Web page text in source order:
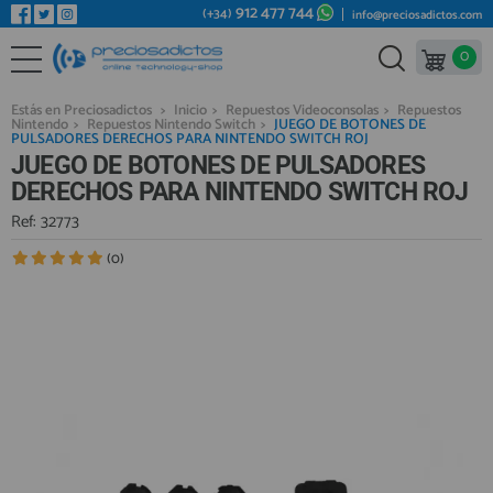
REPUESTOS MÓVILES
REPUESTOS TABLET
REPUESTOS RELOJES INTELIGENTES
REPUESTOS VIDEOCONSOLAS
REPUESTOS MACBOOK
REPUESTOS OTROS DISPOSITIVOS
Bienvenid@ otra vez
YA SOY CLIENTE
Recordarme
(+34) 912 477 744 info@preciosadictos.com
0
Estás en Preciosadictos > Inicio > Repuestos Videoconsolas > Repuestos
Nintendo > Repuestos Nintendo Switch > JUEGO DE BOTONES DE
PULSADORES DERECHOS PARA NINTENDO SWITCH ROJ
JUEGO DE BOTONES DE PULSADORES
DERECHOS PARA NINTENDO SWITCH ROJ
Ref: 32773
(0)